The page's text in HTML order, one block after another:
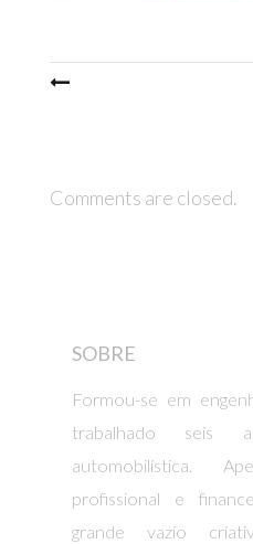
navigation
Comments are closed.
SOBRE
Formou-se em
trabalhado seis
automobilística.
profissional e
grande vazio